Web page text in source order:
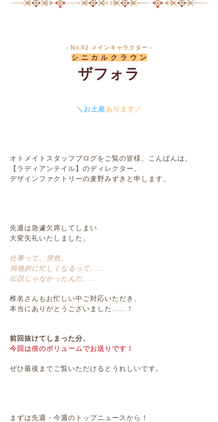
- No.02 メインキャラクター -
シ ニ カ ル ク ラ ウ ン
ザフォラ
＼お土産あります／
オトメイトスタッフブログをご覧の皆様、こんばんは。
【ラディアンテイル】のディレクター、
デザインファクトリーの麦野みずきと申します。
先週は急遽欠席してしまい
大変失礼いたしました。
仕事って、突然、
局地的に忙しくなるって......
伝説じゃなかったんだ......
椎名さんもお忙しい中ご対応いただき、
本当にありがとうございました......！
前回抜けてしまった分、
今回は倍のボリュームでお送りです！
ぜひ最後までご覧いただけるとうれしいです。
まずは先週・今週のトップニュースから！